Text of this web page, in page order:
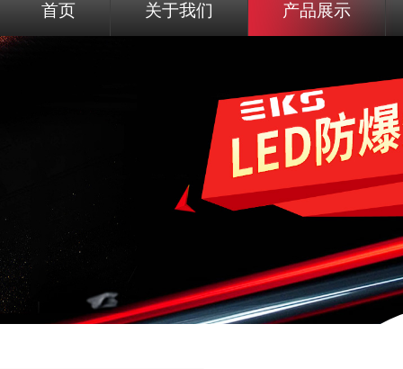
首页 关于我们 产品展示